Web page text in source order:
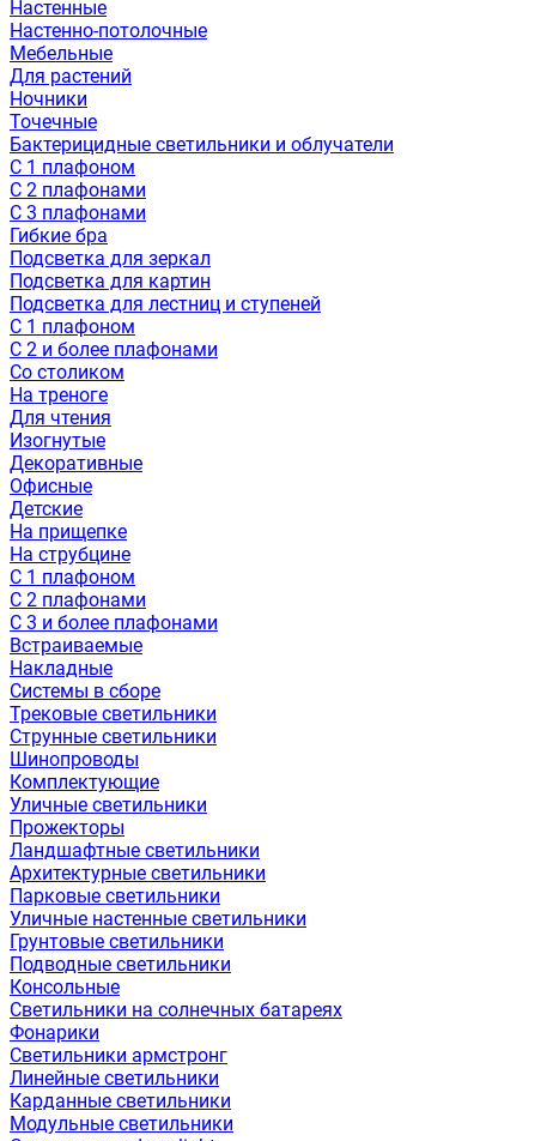
Настенные
Настенно-потолочные
Мебельные
Для растений
Ночники
Точечные
Бактерицидные светильники и облучатели
С 1 плафоном
С 2 плафонами
С 3 плафонами
Гибкие бра
Подсветка для зеркал
Подсветка для картин
Подсветка для лестниц и ступеней
С 1 плафоном
С 2 и более плафонами
Со столиком
На треноге
Для чтения
Изогнутые
Декоративные
Офисные
Детские
На прищепке
На струбцине
С 1 плафоном
С 2 плафонами
С 3 и более плафонами
Встраиваемые
Накладные
Системы в сборе
Трековые светильники
Струнные светильники
Шинопроводы
Комплектующие
Уличные светильники
Прожекторы
Ландшафтные светильники
Архитектурные светильники
Парковые светильники
Уличные настенные светильники
Грунтовые светильники
Подводные светильники
Консольные
Светильники на солнечных батареях
Фонарики
Светильники армстронг
Линейные светильники
Карданные светильники
Модульные светильники